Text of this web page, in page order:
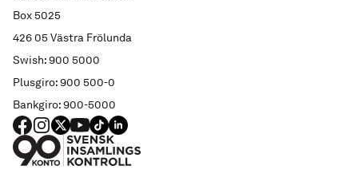
Box 5025
426 05 Västra Frölunda
Swish: 900 5000
Plusgiro: 900 500-0
Bankgiro: 900-5000
FACEBOOK
Instagram
X YouTube
TIKTOKLINKED IN